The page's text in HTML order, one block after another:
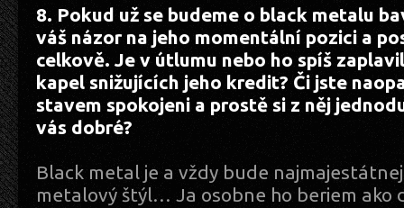
8. Pokud už se budeme o black metalu
váš názor na jeho momentální pozici a
celkově. Je v útlumu nebo ho spíš
kapel snižujících jeho kredit? Či jste
stavem spokojeni a prostě si z něj
vás dobré?
Black metal je a vždy bude
metalový štýl… Ja osobne ho beriem ako